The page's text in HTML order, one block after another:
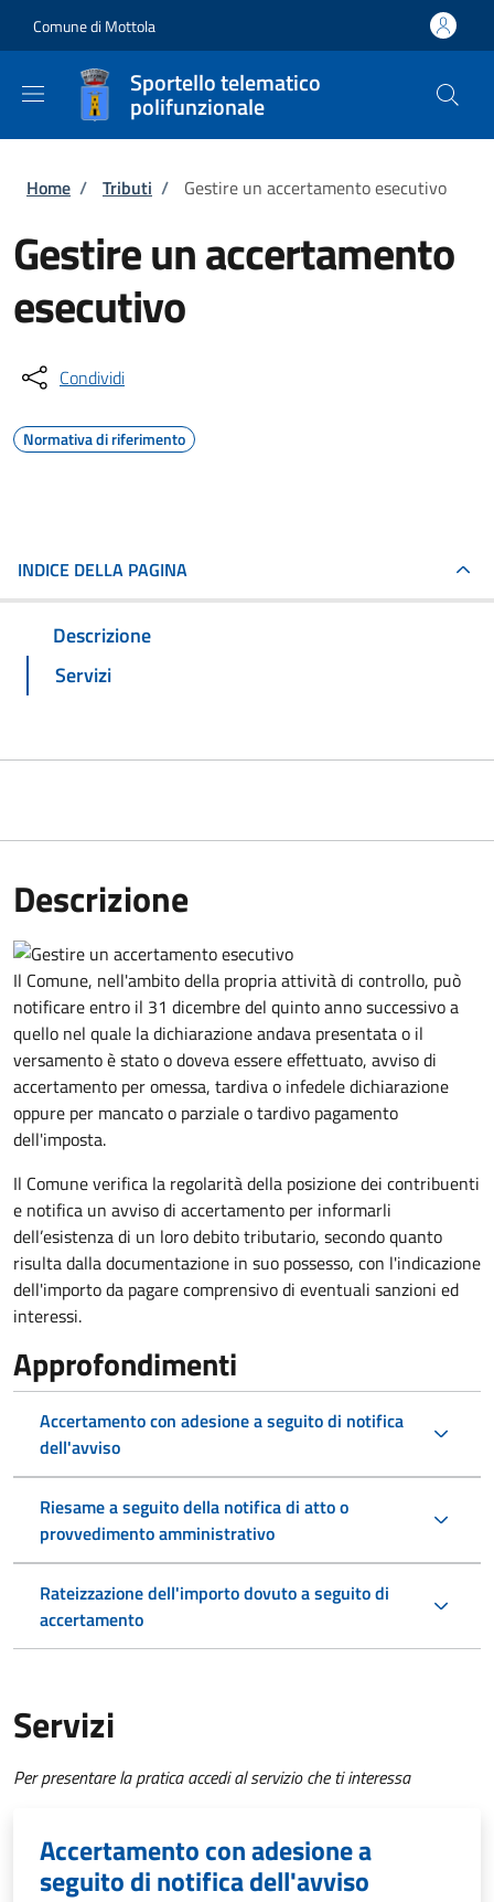
Comune di Mottola
Sportello telematico
polifunzionale
Briciole di pane
Home / Tributi / Gestire un accertamento esecutivo
Gestire un accertamento
esecutivo
Condividi
Normativa di riferimento
INDICE DELLA PAGINA
Descrizione
Servizi
Descrizione
Il Comune, nell'ambito della propria attività di controllo, può
notificare entro il 31 dicembre del quinto annosuccessivo a
quello nel quale la dichiarazione andava presentata o il
versamento è stato o doveva essere effettuato, avviso di
accertamento per omessa, tardiva o infedele dichiarazione
oppure per mancato o parziale o tardivo pagamento
dell'imposta.
Il Comune verifica la regolarità della posizione dei contribuenti
e notifica un avviso di accertamento per informarli
dell’esistenza di un loro debito tributario, secondo quanto
risulta dalla documentazione in suo possesso, con l'indicazione
dell'importo da pagare comprensivo di eventuali sanzioni ed
interessi.
Approfondimenti
Accertamento con adesione a seguito di notifica
dell'avviso
Riesame a seguito della notifica di atto o
provvedimento amministrativo
Rateizzazione dell'importo dovuto a seguito di
accertamento
Servizi
Per presentare la pratica accedi al servizio che ti interessa
Accertamento con adesione a
seguito di notifica dell'avviso